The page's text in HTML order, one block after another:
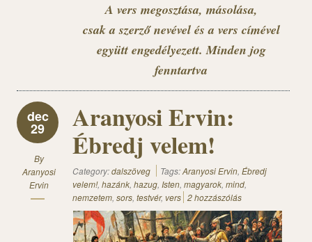
A vers megosztása, másolása,
csak a szerző nevével és a vers címével
együtt engedélyezett. Minden jog
fenntartva
dec
29
By
Aranyosi
Ervin
Aranyosi Ervin:
Ébredj velem!
Category:dalszöveg Tags:Aranyosi Ervin, Ébredj
velem!, hazánk, hazug, Isten, magyarok, mind,
nemzetem, sors, testvér, vers 2 hozzászólás